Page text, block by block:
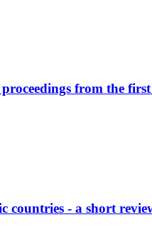
from the
countries - a short